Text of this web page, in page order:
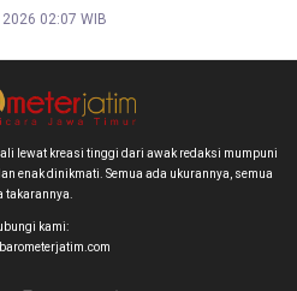
02:07 WIB
lewat kreasi tinggi dari awak redaksi mumpuni
enak dinikmati. Semua ada ukurannya, semua
takarannya.
kami: